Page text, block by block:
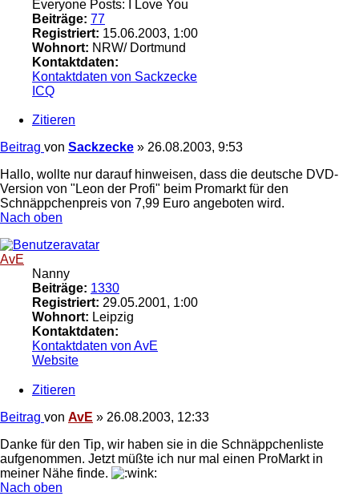
Everyone Posts: I Love You
Beiträge: 77
Registriert: 15.06.2003, 1:00
Wohnort: NRW/ Dortmund
Kontaktdaten:
Kontaktdaten von Sackzecke
ICQ
Zitieren
Beitrag von Sackzecke » 26.08.2003, 9:53
Hallo, wollte nur darauf hinweisen, dass die deutsche DVD-
Version von "Leon der Profi" beim Promarkt für den
Schnäppchenpreis von 7,99 Euro angeboten wird.
Nach oben
AvE
Nanny
Beiträge: 1330
Registriert: 29.05.2001, 1:00
Wohnort: Leipzig
Kontaktdaten:
Kontaktdaten von AvE
Website
Zitieren
Beitrag von AvE » 26.08.2003, 12:33
Danke für den Tip, wir haben sie in die Schnäppchenliste
aufgenommen. Jetzt müßte ich nur mal einen ProMarkt in
meiner Nähe finde.
Nach oben